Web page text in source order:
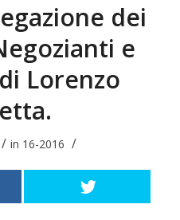
dei
e
Lorenzo
/ in 16-2016 /